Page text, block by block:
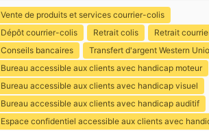
Vente de produits et services courrier-colis
Dépôt courrier-colis
Retrait colis
Retrait
Conseils bancaires
Transfert d'argent Western
Bureau accessible aux clients avec handicap moteur
Bureau accessible aux clients avec handicap visuel
Bureau accessible aux clients avec handicap auditif
Espace confidentiel accessible aux clients avec